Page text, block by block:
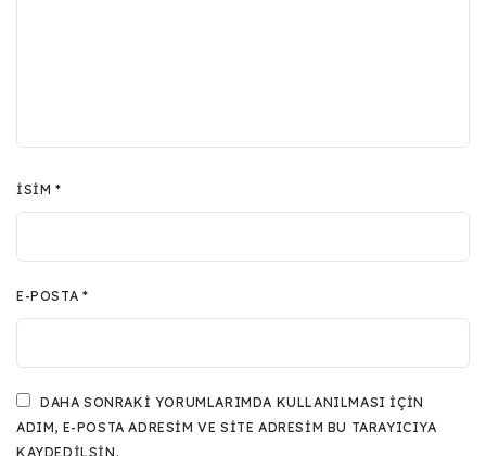
İSIM*
E-POSTA *
DAHA SONRAKI YORUMLARIMDA KULLANILMASI IÇIN
ADIM, E-POSTA ADRESIM VE SITE ADRESIM BU TARAYICIYA
KAYDEDILSIN.